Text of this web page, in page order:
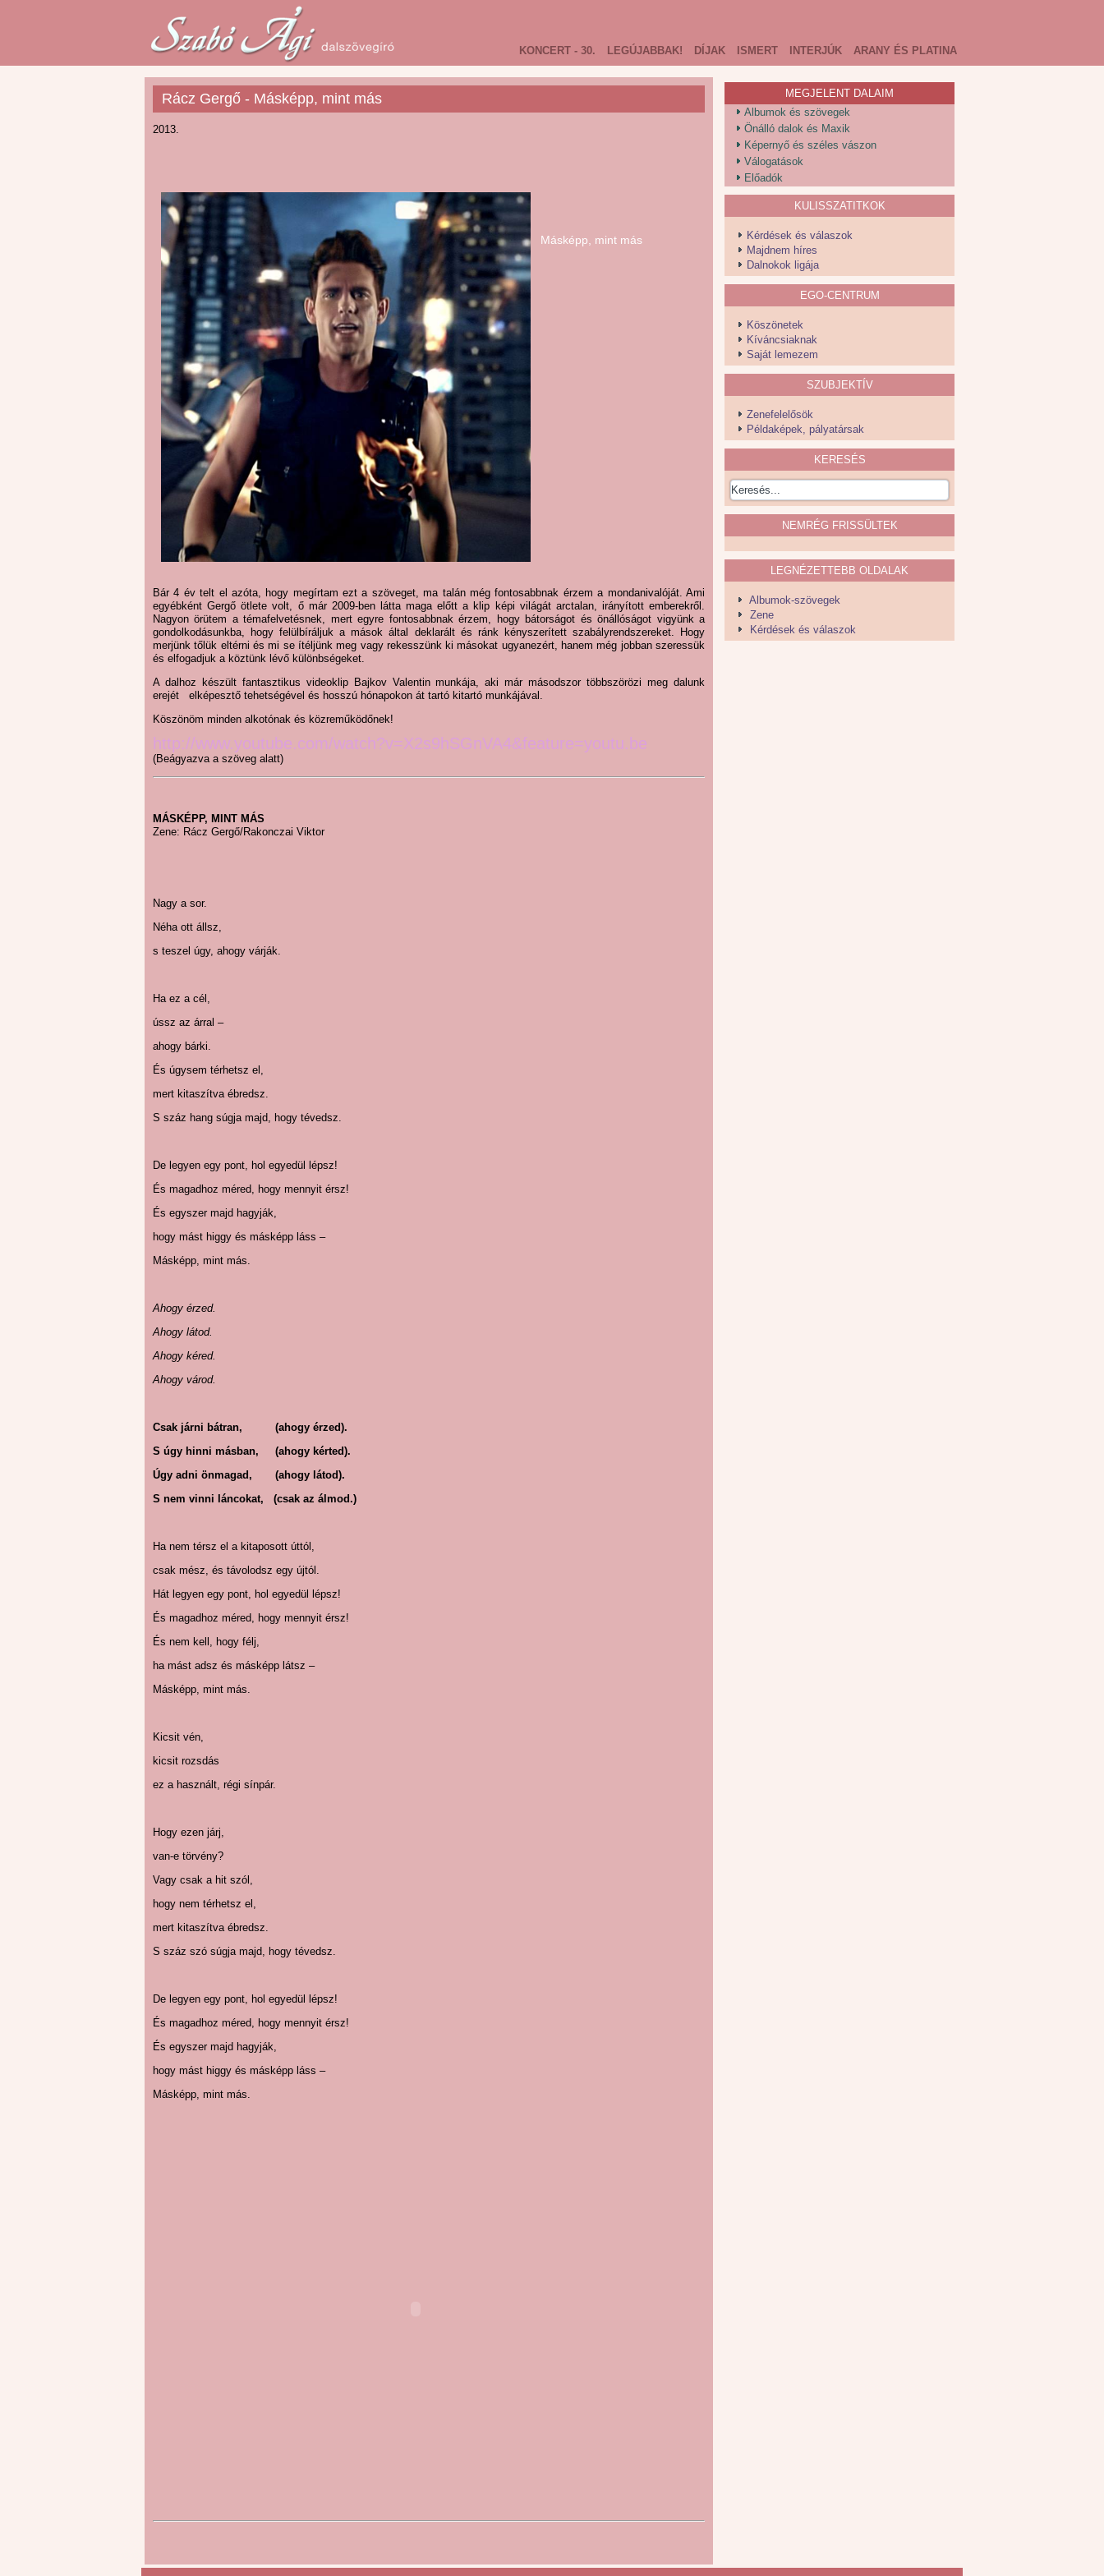
KONCERT - 30. LEGÚJABBAK! DÍJAK ISMERT INTERJÚK ARANY ÉS PLATINA
Rácz Gergő - Másképp, mint más
2013.
Másképp, mint más
Bár 4 év telt el azóta, hogy megírtam ezt a szöveget, ma talán még fontosabbnak érzem a mondanivalóját. Ami
egyébként Gergő ötlete volt, ő már 2009-ben látta maga előtt a klip képi világát arctalan, irányított emberekről.
Nagyon örütem a témafelvetésnek, mert egyre fontosabbnak érzem, hogy bátorságot és önállóságot vigyünk a
gondolkodásunkba, hogy felülbíráljuk a mások által deklarált és ránk kényszerített szabályrendszereket. Hogy
merjünk tőlük eltérni és mi se ítéljünk meg vagy rekesszünk ki másokat ugyanezért, hanem még jobban szeressük
és elfogadjuk a köztünk lévő különbségeket.
A dalhoz készült fantasztikus videoklip Bajkov Valentin munkája, aki már másodszor többszörözi meg dalunk
erejét elképesztő tehetségével és hosszú hónapokon át tartó kitartó munkájával.
Köszönöm minden alkotónak és közreműködőnek!
http://www.youtube.com/watch?v=X2s9hSGnVA4&feature=youtu.be
(Beágyazva a szöveg alatt)
MÁSKÉPP, MINT MÁS
Zene: Rácz Gergő/Rakonczai Viktor
Nagy a sor.
Néha ott állsz,
s teszel úgy, ahogy várják.
Ha ez a cél,
ússz az árral –
ahogy bárki.
És úgysem térhetsz el,
mert kitaszítva ébredsz.
S száz hang súgja majd, hogy tévedsz.
De legyen egy pont, hol egyedül lépsz!
És magadhoz méred, hogy mennyit érsz!
És egyszer majd hagyják,
hogy mást higgy és másképp láss –
Másképp, mint más.
Ahogy érzed.
Ahogy látod.
Ahogy kéred.
Ahogy várod.
Csak járni bátran, (ahogy érzed).
S úgy hinni másban, (ahogy kérted).
Úgy adni önmagad, (ahogy látod).
S nem vinni láncokat, (csak az álmod.)
Ha nem térsz el a kitaposott úttól,
csak mész, és távolodsz egy újtól.
Hát legyen egy pont, hol egyedül lépsz!
És magadhoz méred, hogy mennyit érsz!
És nem kell, hogy félj,
ha mást adsz és másképp látsz –
Másképp, mint más.
Kicsit vén,
kicsit rozsdás
ez a használt, régi sínpár.
Hogy ezen járj,
van-e törvény?
Vagy csak a hit szól,
hogy nem térhetsz el,
mert kitaszítva ébredsz.
S száz szó súgja majd, hogy tévedsz.
De legyen egy pont, hol egyedül lépsz!
És magadhoz méred, hogy mennyit érsz!
És egyszer majd hagyják,
hogy mást higgy és másképp láss –
Másképp, mint más.
MEGJELENT DALAIM
Albumok és szövegek
Önálló dalok és Maxik
Képernyő és széles vászon
Válogatások
Előadók
KULISSZATITKOK
Kérdések és válaszok
Majdnem híres
Dalnokok ligája
EGO-CENTRUM
Köszönetek
Kíváncsiaknak
Saját lemezem
SZUBJEKTÍV
Zenefelelősök
Példaképek, pályatársak
KERESÉS
NEMRÉG FRISSÜLTEK
LEGNÉZETTEBB OLDALAK
Albumok-szövegek
Zene
Kérdések és válaszok